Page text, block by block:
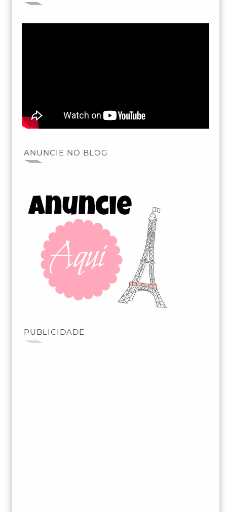
ANUNCIE NO BLOG
PUBLICIDADE